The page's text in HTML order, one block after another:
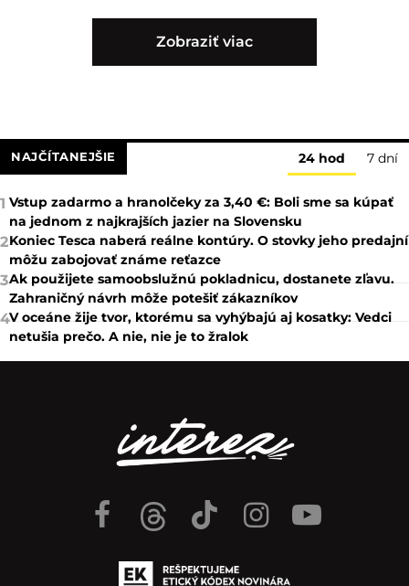
Zobraziť viac
NAJČÍTANEJŠIE 24 hod 7 dní
1 Vstup zadarmo a hranolčeky za 3,40 €: Boli sme sa kúpať
na jednom z najkrajších jazier na Slovensku
2Koniec Tesca naberá reálne kontúry. O stovky jeho predajní
môžu zabojovať známe reťazce
3Ak použijete samoobslužnú pokladnicu, dostanete zľavu.
Zahraničný návrh môže potešiť zákazníkov
4V oceáne žije tvor, ktorému sa vyhýbajú aj kosatky: Vedci
netušia prečo. A nie, nie je to žralok